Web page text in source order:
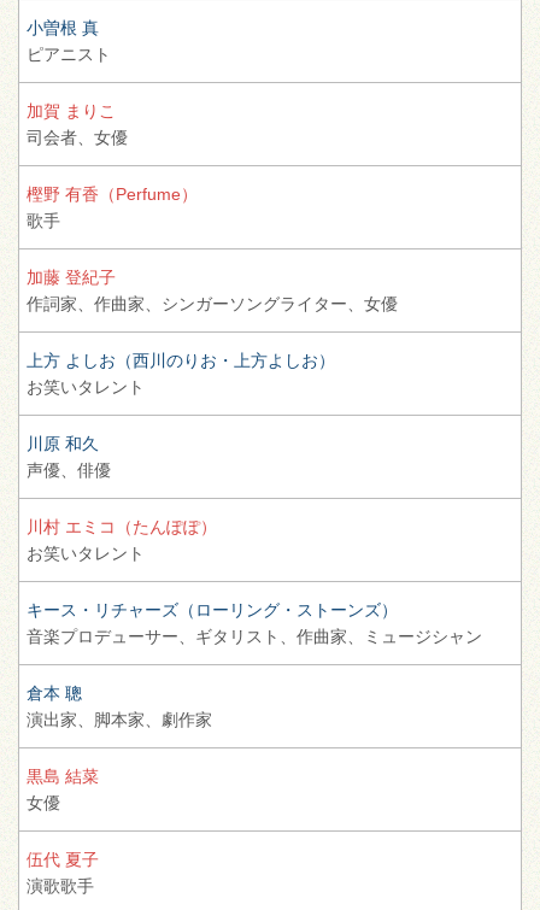
小曽根 真
ピアニスト
加賀 まりこ
司会者、 女優
樫野 有香（Perfume）
歌手
加藤 登紀子
作詞家、 作曲家、 シンガーソングライター、 女優
上方 よしお（西川のりお・上方よしお）
お笑いタレント
川原 和久
声優、 俳優
川村 エミコ（たんぽぽ）
お笑いタレント
キース・リチャーズ（ローリング・ストーンズ）
音楽プロデューサー、 ギタリスト、 作曲家、 ミュージシャン
倉本 聰
演出家、
脚本家、 劇作家
黒島 結菜
女優
伍代 夏子
演歌歌手